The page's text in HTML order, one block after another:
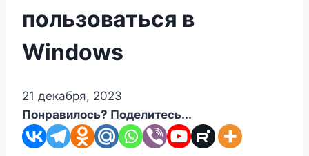
пользоваться в
Windows
21 декабря, 2023
Понравилось? Поделитесь...